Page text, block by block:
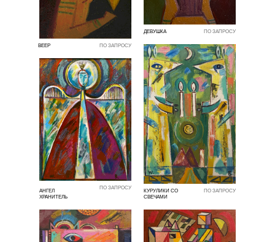
ВЕЕР ПО ЗАПРОСУ
КУРУЛИКИ СО
СВЕЧАМИ
ПО ЗАПРОСУ
ДЕВУШКА ПО ЗАПРОСУ
АНГЕЛ
ХРАНИТЕЛЬ
ПО ЗАПРОСУ